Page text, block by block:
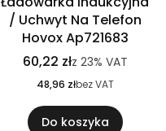
/ Uchwyt Na Telefon
Hovox Ap721683
60,22 złz 23% VAT
48,96 złbez VAT
Do koszyka